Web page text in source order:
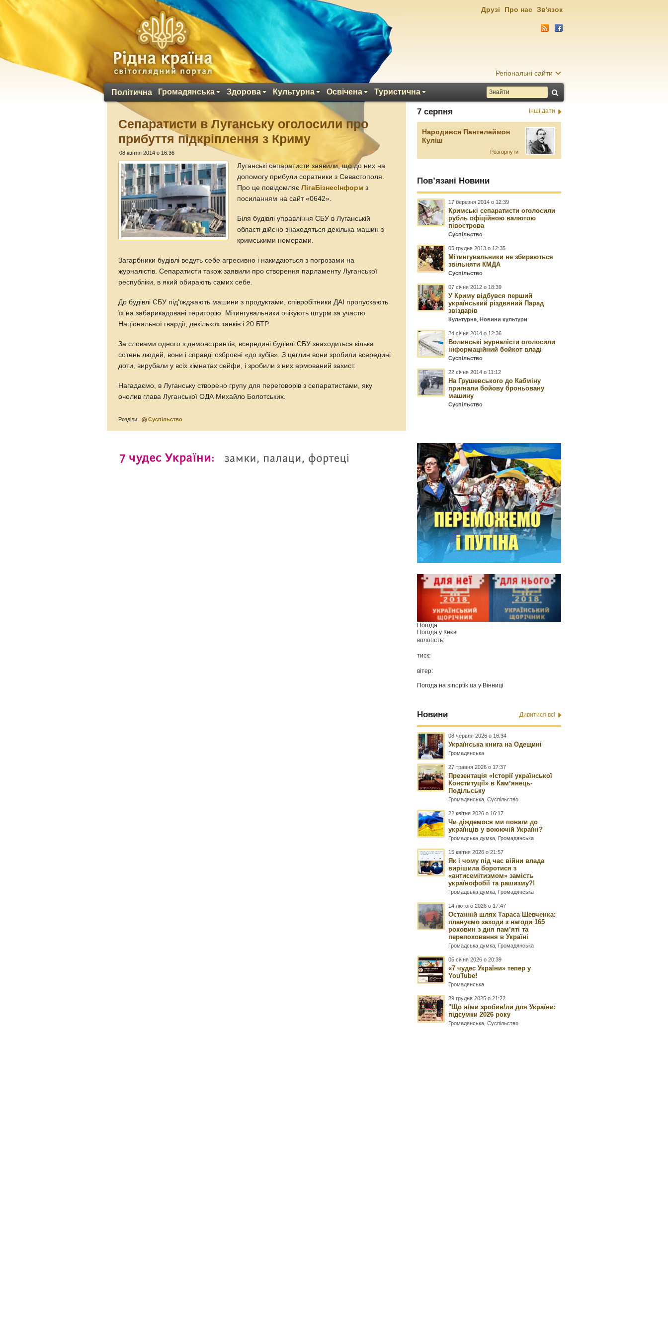
Регіональні сайти
Політична Громадянська Здорова Культурна Освічена Туристична
Друзі Про нас Зв'язок
Сепаратисти в Луганську оголосили про
прибуття підкріплення з Криму
08 квітня 2014 о 16:36
Луганські сепаратисти заявили, що до них на
допомогу прибули соратники з Севастополя.
Про це повідомляєЛігаБізнесІнформ з
посиланням на сайт «0642».
Біля будівлі управління СБУ в Луганській
області дійсно знаходяться декілька машин з
кримськими номерами.
Загарбники будівлі ведуть себе агресивно і накидаються з погрозами на
журналістів. Сепаратисти також заявили про створення парламенту Луганської
республіки, в який обирають самих себе.
До будівлі СБУ під'їжджають машини з продуктами, співробітники ДАІ пропускають
їх на забарикадовані територію. Мітингувальники очікують штурм за участю
Національної гвардії, декількох танків і 20 БТР.
За словами одного з демонстрантів, всередині будівлі СБУ знаходиться кілька
сотень людей, вони і справді озброєні «до зубів». З цеглин вони зробили всередині
доти, вирубали у всіх кімнатах сейфи, і зробили з них армований захист.
Нагадаємо, в Луганську створено групу для переговорів з сепаратистами, яку
очолив глава Луганської ОДА Михайло Болотських.
Розділи: Суспільство
7 серпня Інші дати
Народився Пантелеймон
Куліш
Розгорнути
Пов’язані Новини
17 березня 2014 о 12:39
Кримські сепаратисти оголосили
рубль офіційною валютою
півострова
Суспільство
05 грудня 2013 о 12:35
Мітингувальники не збираються
звільняти КМДА
Суспільство
07 січня 2012 о 18:39
У Криму відбувся перший
український різдвяний Парад
звіздарів
Культурна ,Новини культури
24 січня 2014 о 12:36
Волинські журналісти оголосили
інформаційний бойкот владі
Суспільство
22 січня 2014 о 11:12
На Грушевського до Кабміну
пригнали бойову броньовану
машину
Суспільство
Погода
Погода у Києві
вологість:
тиск:
вітер:
Погода наsinoptik.ua у Вінниці
Новини Дивитися всі
08 червня 2026 о 16:34
Українська книга на Одещині
Громадянська
27 травня 2026 о 17:37
Презентація «Історії української
Конституції» в Камʼянець-
Подільську
Громадянська ,Суспільство
22 квітня 2026 о 16:17
Чи діждемося ми поваги до
українців у воюючій Україні?
Громадська думка Громадянська
15 квітня 2026 о 21:57
Як і чому під час війни влада
вирішила боротися з
«антисемітизмом» замість
українофобії та рашизму?!
Громадська думка Громадянська
14 лютого 2026 о 17:47
Останній шлях Тараса Шевченка:
плануємо заходи з нагоди 165
роковин з дня памʼяті та
перепоховання в Україні
Громадська думка Громадянська
05 січня 2026 о 20:39
«7 чудес України» тепер у
YouTube!
Громадянська
29 грудня 2025 о 21:22
"Що я/ми зробив/ли для України:
підсумки 2026 року
Громадянська ,Суспільство